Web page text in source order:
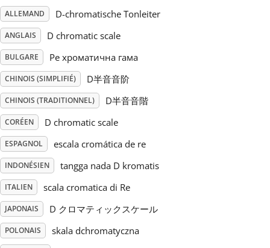
Svenska
Tiếng Việt
Türkçe
Українська
繁體中文
ALLEMAND D-chromatische Tonleiter
ANGLAIS D chromatic scale
BULGARE Ре хроматична гама
CHINOIS (SIMPLIFIÉ) D半音音阶
CHINOIS (TRADITIONNEL) D半音音階
CORÉEN D chromatic scale
ESPAGNOL escala cromática de re
INDONÉSIEN tangga nada D kromatis
ITALIEN scala cromatica di Re
JAPONAIS D クロマティックスケール
POLONAIS skala dchromatyczna